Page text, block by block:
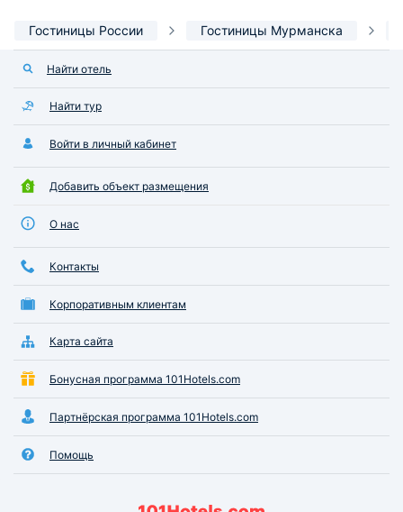
Гостиницы России Гостиницы Мурманска
Найти отель
Найти тур
Войти в личный кабинет
Добавить объект размещения
О нас
Контакты
Корпоративным клиентам
Карта сайта
Бонусная программа 101Hotels.com
Партнёрская программа 101Hotels.com
Помощь